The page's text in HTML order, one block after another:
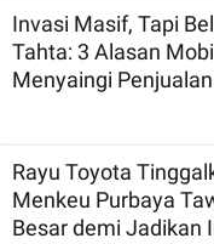
Invasi Masif, Tapi
Tahta: 3 Alasan
Menyaingi
Rayu Toyota
Menkeu Purbaya
Besar demi Jadikan